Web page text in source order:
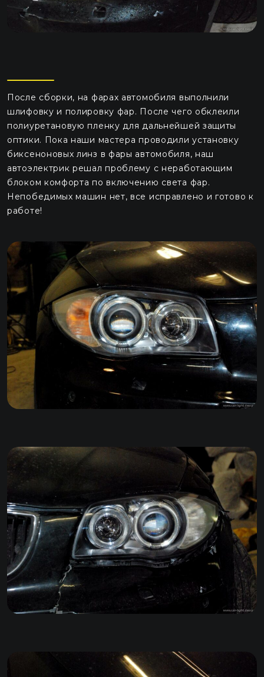
После сборки, на фарах автомобиля выполнили
шлифовку и полировку фар. После чего обклеили
полиуретановую пленку для дальнейшей защиты
оптики. Пока наши мастера проводили установку
биксеноновых линз в фары автомобиля, наш
автоэлектрик решал проблему с неработающим
блоком комфорта по включению света фар.
Непобедимых машин нет, все исправлено и готово к
работе!